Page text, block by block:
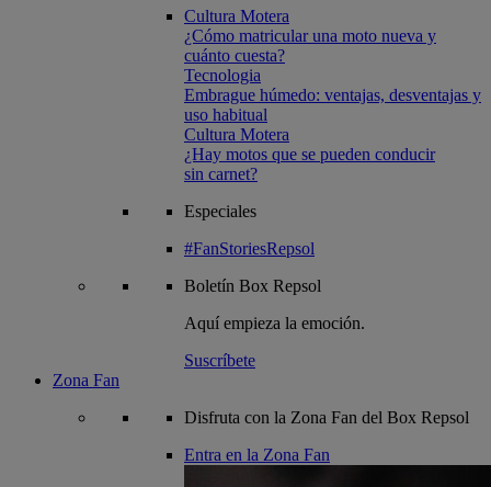
Cultura Motera
¿Cómo matricular una moto nueva y
cuánto cuesta?
Tecnologia
Embrague húmedo: ventajas, desventajas y
uso habitual
Cultura Motera
¿Hay motos que se pueden conducir
sin carnet?
Especiales
#FanStoriesRepsol
Boletín Box Repsol
Aquí empieza la emoción.
Suscríbete
Zona Fan
Disfruta con la Zona Fan del Box Repsol
Entra en la Zona Fan